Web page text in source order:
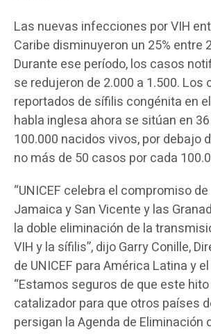
Las nuevas infecciones por VIH
Caribe disminuyeron un 25% entre
Durante ese período, los casos
se redujeron de 2.000 a 1.500. Los
reportados de sífilis congénita en
habla inglesa ahora se sitúan en
100.000 nacidos vivos, por debajo
no más de 50 casos por cada
“UNICEF celebra el compromiso
Jamaica y San Vicente y las
la doble eliminación de la
VIH y la sífilis”, dijo Garry Conille,
de UNICEF para América Latina y
“Estamos seguros de que este
catalizador para que otros países
persigan la Agenda de Eliminación